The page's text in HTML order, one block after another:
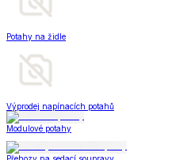
Potahy na židle
Výprodej napínacích potahů
Modulové potahy